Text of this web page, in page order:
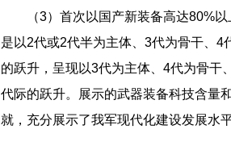
（3）首次以国产新装备高达80%
是以2代或2代半为主体、3代为骨干、
的跃升，呈现以3代为主体、4代为骨干
代际的跃升。展示的武器装备科技含量
就，充分展示了我军现代化建设发展水平